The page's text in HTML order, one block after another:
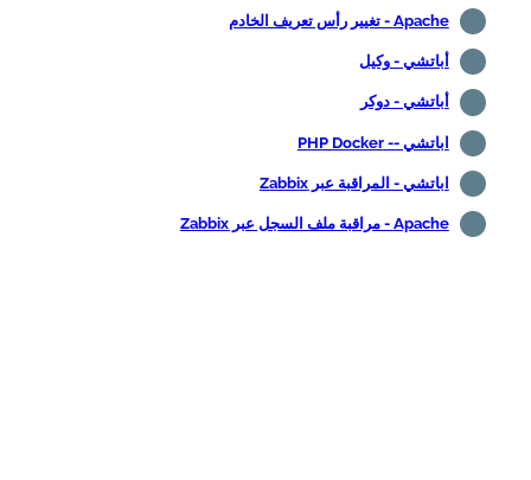
Apache - تغيير رأس تعريف الخادم
أباتشي - وكيل
أباتشي - دوكر
اباتشي -- PHP Docker
اباتشي - المراقبة عبر Zabbix
Apache - مراقبة ملف السجل عبر Zabbix